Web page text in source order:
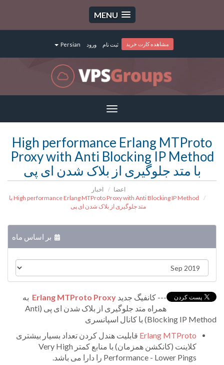
MENU
Persian ورود ثبت نام مشاهده کارت خرید
Toggle
navigation
High performance Erlang MTProto
Proxy with Anti Blocking IP Method
با متد جلوگیری از بلاک شدن ای پی
اعضا
اخبار
High performance Erlang MTProto Proxy with Anti Blocking IP Method با
متد جلوگیری از بلاک شدن ای پی
بر اساس ماه
--- کانفیگ جدید Erlang MTProto Proxy به
همراه متد جلوگیری از بلاک شدن ای پی (Anti
Blocking IP Method) با کانال اسپانسری
Erlang MTProto قابلیت هندل کردن تعداد بسیار بیشتری
کلاینت (کانکشن همزمان) با منابع کمتر Very High
Performance - Lower Pings را دارا می باشد.